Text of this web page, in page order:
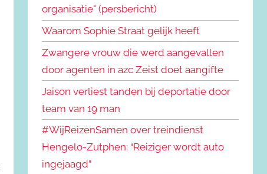
organisatie" (persbericht)
Waarom Sophie Straat gelijk heeft
Zwangere vrouw die werd aangevallen
door agenten in azc Zeist doet aangifte
Jaison verliest tanden bij deportatie door
team van 19 man
#WijReizenSamen over treindienst
Hengelo-Zutphen: “Reiziger wordt auto
ingejaagd”